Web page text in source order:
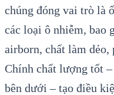
chúng đóng vai trò là
các loại ô nhiễm, bao
airborn, chất làm
Chính chất lượng tốt
bên dưới – tạo điều